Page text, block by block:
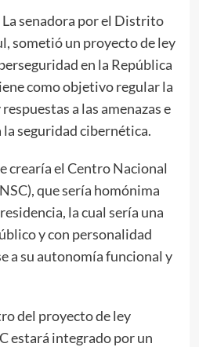
senadora por el Distrito
sometió un proyecto de ley
en la República
como objetivo regular la
a las amenazas e
seguridad cibernética.
crearía el Centro Nacional
que sería homónima
la cual sería una
y con personalidad
a su autonomía funcional y
del proyecto de ley
estará integrado por un